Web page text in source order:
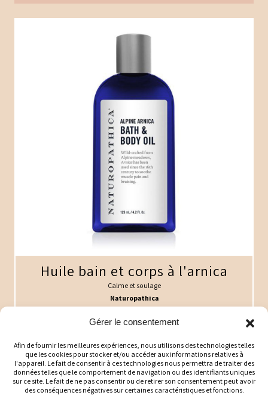
Gérer le consentement
Afin de fournir les meilleures expériences, nous utilisons des technologies telles
que les cookies pour stocker et/ou accéder aux informations relatives à
l'appareil. Le fait de consentir à ces technologies nous permettra de traiter des
données telles que le comportement de navigation ou des identifiants uniques
sur ce site. Le fait de ne pas consentir ou de retirer son consentement peut avoir
des conséquences négatives sur certaines caractéristiques et fonctions.
Huile bain et corps à l'arnica
Calme et soulage
Naturopathica
Détails